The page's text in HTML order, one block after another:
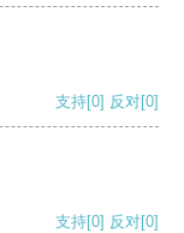
支持[0] 反对[0]
支持[0] 反对[0]